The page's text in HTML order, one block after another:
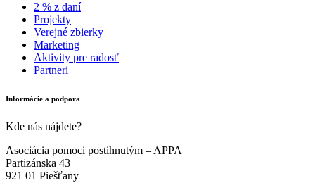
2 % z daní
Projekty
Verejné zbierky
Marketing
Aktivity pre radosť
Partneri
Informácie a podpora
Kde nás nájdete?
Asociácia pomoci postihnutým – APPA
Partizánska 43
921 01 Piešťany